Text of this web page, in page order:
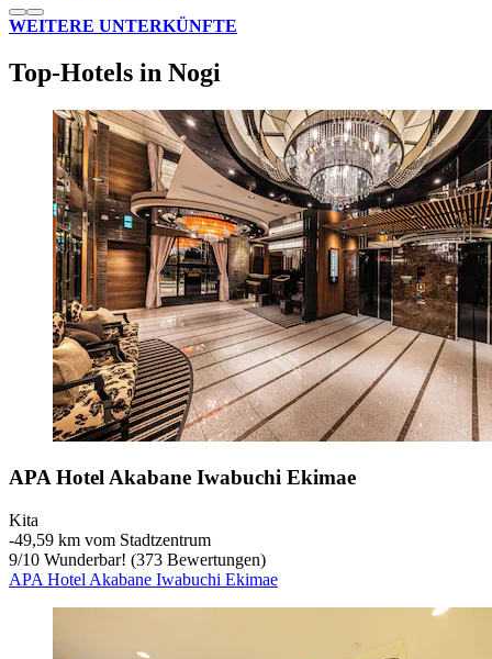
WEITERE UNTERKÜNFTE
Top-Hotels in Nogi
APA Hotel Akabane Iwabuchi Ekimae
Kita
‐49,59 km vom Stadtzentrum
9/10 Wunderbar! (373 Bewertungen)
APA Hotel Akabane Iwabuchi Ekimae